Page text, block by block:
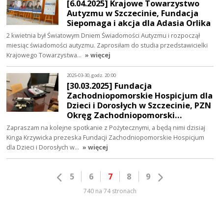
[6.04.2025] Krajowe Towarzystwo
Autyzmu w Szczecinie, Fundacja
Siepomaga i akcja dla Adasia Orlika
2 kwietnia był Światowym Dniem Świadomości Autyzmu i rozpoczął
miesiąc świadomości autyzmu. Zaprosiłam do studia przedstawicielki
Krajowego Towarzystwa… » więcej
2025-03-30, godz. 20:00
[30.03.2025] Fundacja
Zachodniopomorskie Hospicjum dla
Dzieci i Dorosłych w Szczecinie, PZN
Okręg Zachodniopomorski…
Zapraszam na kolejne spotkanie z Pożytecznymi, a będą nimi dzisiaj
Kinga Krzywicka prezeska Fundacji Zachodniopomorskie Hospicjum
dla Dzieci i Dorosłych w… » więcej
5 6 7 8 9
740 na 74 stronach